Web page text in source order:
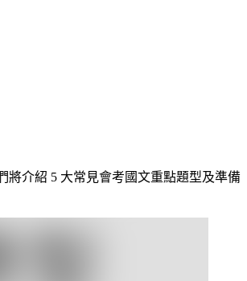
將介紹 5 大常見會考國文重點題型及準備